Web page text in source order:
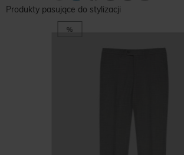
Share FacebookUdostępnij na Google+
Udostępnij na Google+
Produkty pasujące do stylizacji
%